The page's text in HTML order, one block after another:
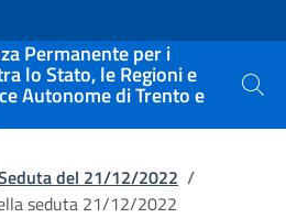
Permanente per i
lo Stato, le Regioni e
Autonome di Trento e Cerca
del 21/12/2022 /
seduta 21/12/2022